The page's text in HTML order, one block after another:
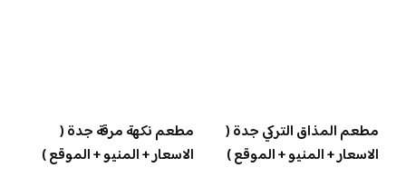
مطعم المذاق التركي جدة (
الاسعار + المنيو + الموقع )
مطعم نكهة مرقة جدة (
الاسعار + المنيو + الموقع )